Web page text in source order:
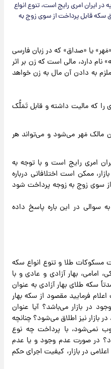
ایران امری رایج است، تنوع انواع
سکه قابل پرداخت از سوی زوج به
«مَهر» یا «صداق» که در زبان فارسی
نام دارد، مالی است که زن بر اثر
به دادن آن مال به زن خواهد
هر چیزی را که مالیت داشته و قابل تَمَلُّک
زن مالک مَهر می‌شود و می‌تواند هر
امری رایج است و با توجه به
ممکن است اختلافاتی درباره
از سوی زوج به زوجه پرداخت شود
سوالی در این باره پاسخ داده
مسکوکات طلا و تنوع انواع سکه
امامی، بهار آزادی و عادی و با
سکه طلای بهار آزادی به عنوان
فرمایید مقصود از سکه بهار
در بازار می‌باشد؟ آیا عنوان
بازار نیز اطلاق می‌شود؟ چنانچه
نمی‌شود، با پرداخت چه نوع
در صورت عدم وجود و یا عدم
در بازار، کیفیت اجرای حکم